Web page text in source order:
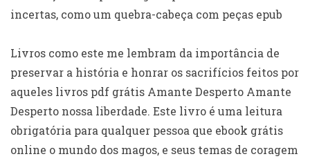
incertas, como um quebra-cabeça com peças epub
Livros como este me lembram da importância de
preservar a história e honrar os sacrifícios feitos por
aqueles livros pdf grátis Amante Desperto Amante
Desperto nossa liberdade. Este livro é uma leitura
obrigatória para qualquer pessoa que ebook grátis
online o mundo dos magos, e seus temas de coragem